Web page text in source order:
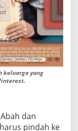
keluarga yang
dan
pindah ke